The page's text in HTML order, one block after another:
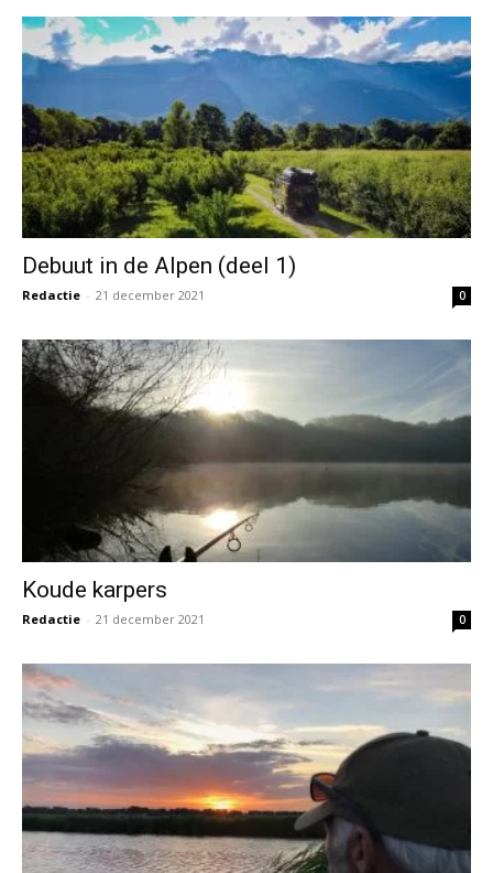
Debuut in de Alpen (deel 1)
Redactie - 21 december 2021 0
Koude karpers
Redactie - 21 december 2021 0